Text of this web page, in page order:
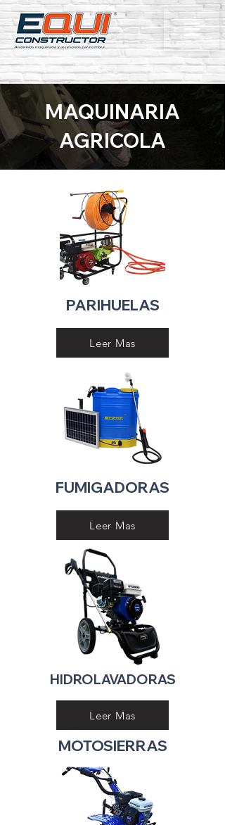
MAQUINARIA
AGRICOLA
PARIHUELAS
Leer Mas
FUMIGADORAS
Leer Mas
HIDROLAVADORAS
Leer Mas
MOTOSIERRAS